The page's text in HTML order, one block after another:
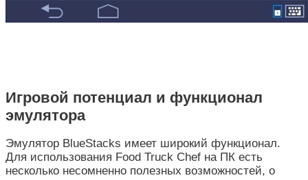
Игровой потенциал и функционал
эмулятора
Эмулятор BlueStacks имеет широкий функционал.
Для использования Food Truck Chef на ПК есть
несколько несомненно полезных возможностей, о